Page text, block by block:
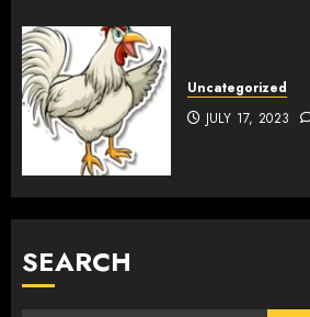
Uncategorized
JULY 17, 2023
SEARCH